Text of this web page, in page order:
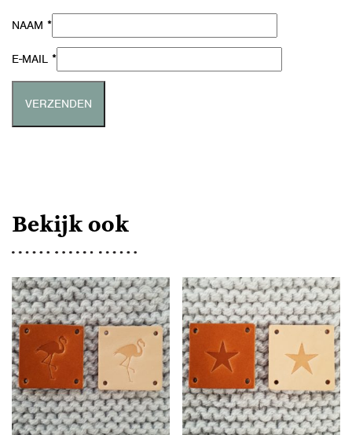
NAAM *
E-MAIL *
Bekijk ook